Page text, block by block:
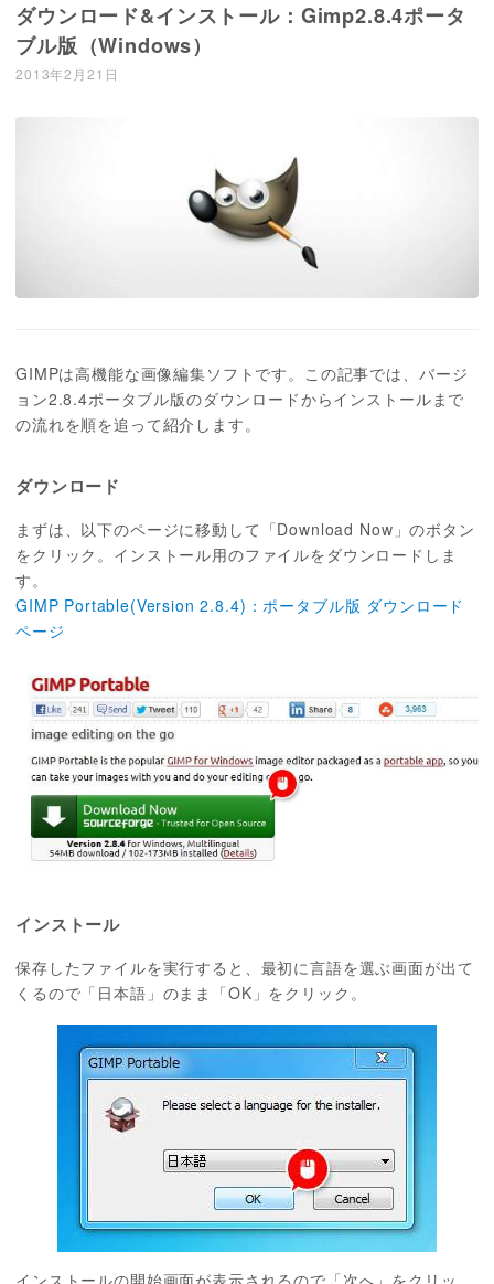
ダウンロード&インストール：Gimp2.8.4ポータ
ブル版（Windows）
2013年2月21日
GIMPは高機能な画像編集ソフトです。この記事では、バージ
ョン2.8.4ポータブル版のダウンロードからインストールまで
の流れを順を追って紹介します。
ダウンロード
まずは、以下のページに移動して「Download Now」のボタン
をクリック。インストール用のファイルをダウンロードしま
す。
GIMP Portable(Version 2.8.4)：ポータブル版 ダウンロード
ページ
インストール
保存したファイルを実行すると、最初に言語を選ぶ画面が出て
くるので「日本語」のまま「OK」をクリック。